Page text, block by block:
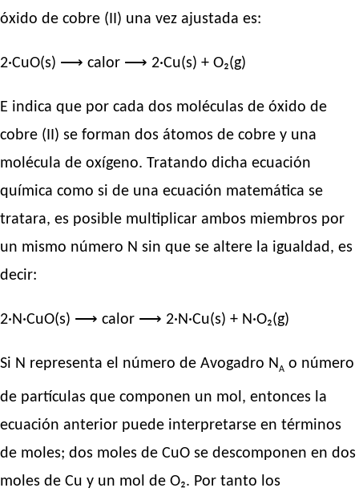
óxido de cobre (II) una vez ajustada es:
2·CuO(s) ⟶ calor ⟶ 2·Cu(s) + O₂(g)
E indica que por cada dos moléculas de óxido de
cobre (II) se forman dos átomos de cobre y una
molécula de oxígeno. Tratando dicha ecuación
química como si de una ecuación matemática se
tratara, es posible multiplicar ambos miembros por
un mismo número N sin que se altere la igualdad, es
decir:
2·N·CuO(s) ⟶ calor ⟶ 2·N·Cu(s) + N·O₂(g)
Si N representa el número de Avogadro N A o número
de partículas que componen un mol, entonces la
ecuación anterior puede interpretarse en términos
de moles; dos moles de CuO se descomponen en dos
moles de Cu y un mol de O₂. Por tanto los